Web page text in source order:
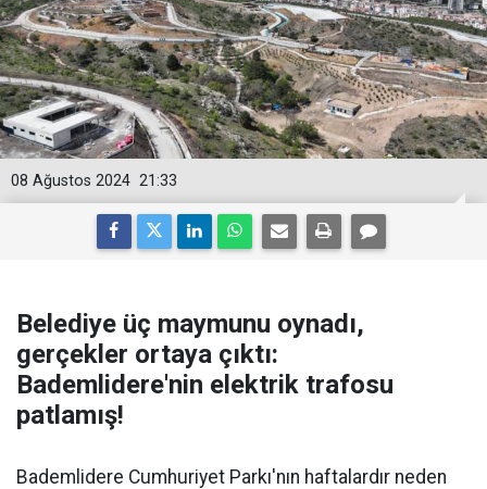
21:33
08 Ağustos 2024
Belediye üç maymunu oynadı,
gerçekler ortaya çıktı:
Bademlidere'nin elektrik trafosu
patlamış!
Bademlidere Cumhuriyet Parkı'nın haftalardır neden